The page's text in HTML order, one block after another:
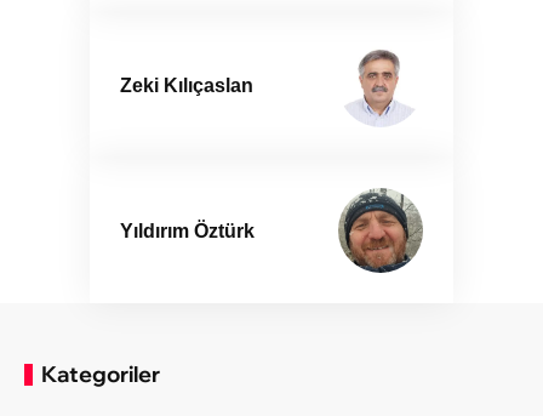
Zeki Kılıçaslan
Yıldırım Öztürk
Kategoriler